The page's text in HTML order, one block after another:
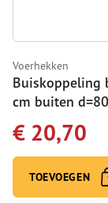
Voerhekken
Buiskoppeling
cm buiten
€ 20,70
TOEVOEGEN